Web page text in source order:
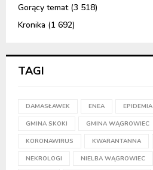
Gorący temat(3 518)
Kronika (1 692)
TAGI
DAMASŁAWEK ENEA EPIDEMIA
GMINA SKOKI GMINA WĄGROWIEC
KORONAWIRUS KWARANTANNA
NEKROLOGI NIELBA WĄGROWIEC